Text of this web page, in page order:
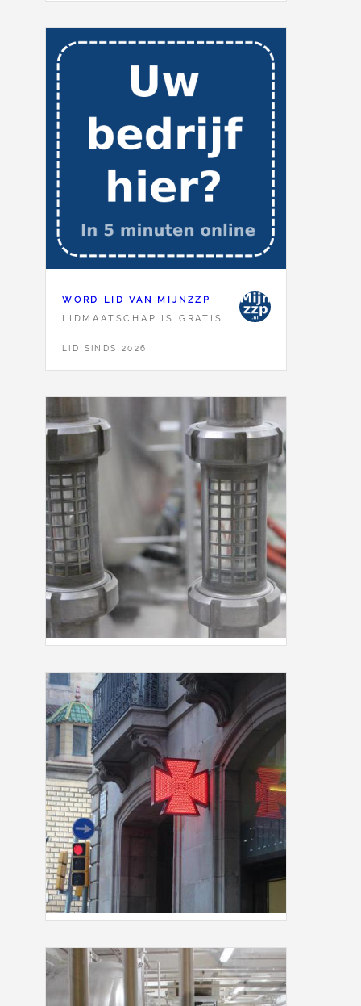
WORD LID VAN MIJNZZP
LIDMAATSCHAP IS GRATIS
LID SINDS 2026